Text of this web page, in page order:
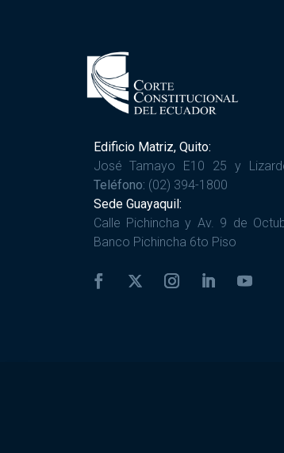
Edificio Matriz, Quito:
José Tamayo E10 25 y
Teléfono: (02) 394-1800
Sede Guayaquil:
Calle Pichincha y Av. 9 de
Banco Pichincha 6to Piso